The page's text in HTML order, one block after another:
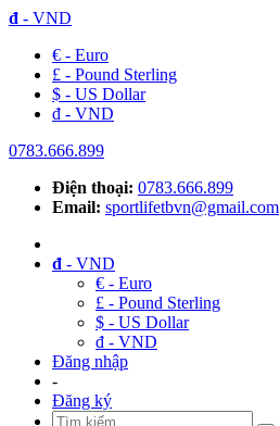
đ - VND
€ - Euro
£ - Pound Sterling
$ - US Dollar
đ - VND
0783.666.899
Điện thoại: 0783.666.899
Email: sportlifetbvn@gmail.com
đ - VND
€ - Euro
£ - Pound Sterling
$ - US Dollar
đ - VND
Đăng nhập
-
Đăng ký